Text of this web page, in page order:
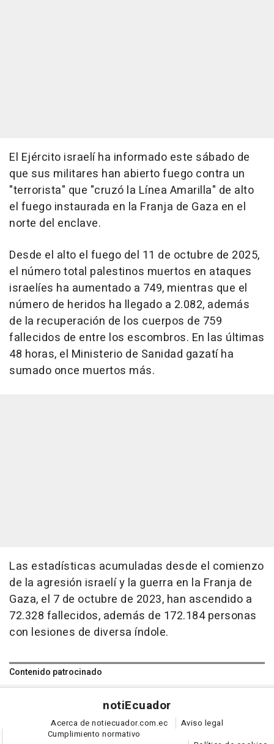
El Ejército israelí ha informado este sábado de
que sus militares han abierto fuego contra un
"terrorista" que "cruzó la Línea Amarilla" de alto
el fuego instaurada en la Franja de Gaza en el
norte del enclave.
Desde el alto el fuego del 11 de octubre de 2025,
el número total palestinos muertos en ataques
israelíes ha aumentado a 749, mientras que el
número de heridos ha llegado a 2.082, además
de la recuperación de los cuerpos de 759
fallecidos de entre los escombros. En las últimas
48 horas, el Ministerio de Sanidad gazatí ha
sumado once muertos más.
Las estadísticas acumuladas desde el comienzo
de la agresión israelí y la guerra en la Franja de
Gaza, el 7 de octubre de 2023, han ascendido a
72.328 fallecidos, además de 172.184 personas
con lesiones de diversa índole.
Contenido patrocinado
notiEcuador
Acerca de notiecuador.com.ec
Aviso legal
Cumplimiento normativo